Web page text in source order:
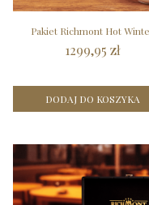
Pakiet Richmont Hot
1299,95 zł
DODAJ DO KOSZYKA